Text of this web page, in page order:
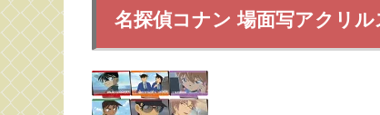
名探偵コナン 場面写アクリ